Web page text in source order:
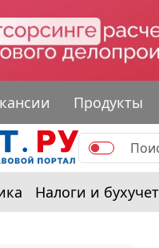
Продукты
Налоги и бухучет